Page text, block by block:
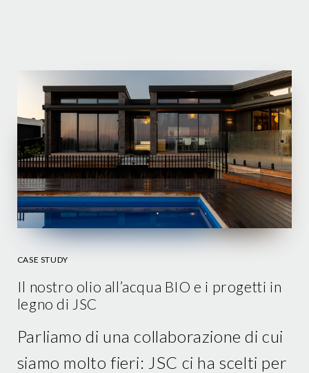
CASE STUDY
Il nostro olio all’acqua BIO e i progetti in
legno di JSC
Parliamo di una collaborazione di cui
siamo molto fieri: JSC ci ha scelti per